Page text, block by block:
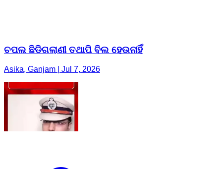
ଚପଲ ଛିଡିଗଲାଣୀ ତଥାପି ବିଲ ହେଉନାହିଁ
Asika, Ganjam | Jul 7, 2026